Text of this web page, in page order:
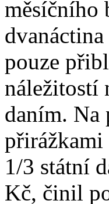
měsíčního
pouze
náležitostí
daním. Na
přirážkami
1/3 státní
Kč, činil